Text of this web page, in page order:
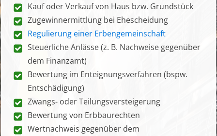
Kauf oder Verkauf von Haus bzw. Grundstück
Zugewinnermittlung bei Ehescheidung
Regulierung einer Erbengemeinschaft
Steuerliche Anlässe (z. B. Nachweise gegenüber
dem Finanzamt)
Bewertung im Enteignungsverfahren (bspw.
Entschädigung)
Zwangs- oder Teilungsversteigerung
Bewertung von Erbbaurechten
Wertnachweis gegenüber dem